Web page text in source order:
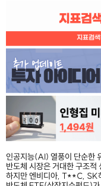
인공지능(AI) 열풍이 단순한
반도체 시장은 거대한 구조적
하지만 엔비디아, T**C, SK